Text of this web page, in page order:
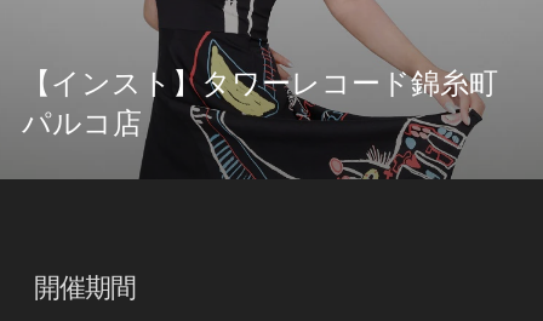
【インスト】タワーレコード錦糸町
パルコ店
開催期間